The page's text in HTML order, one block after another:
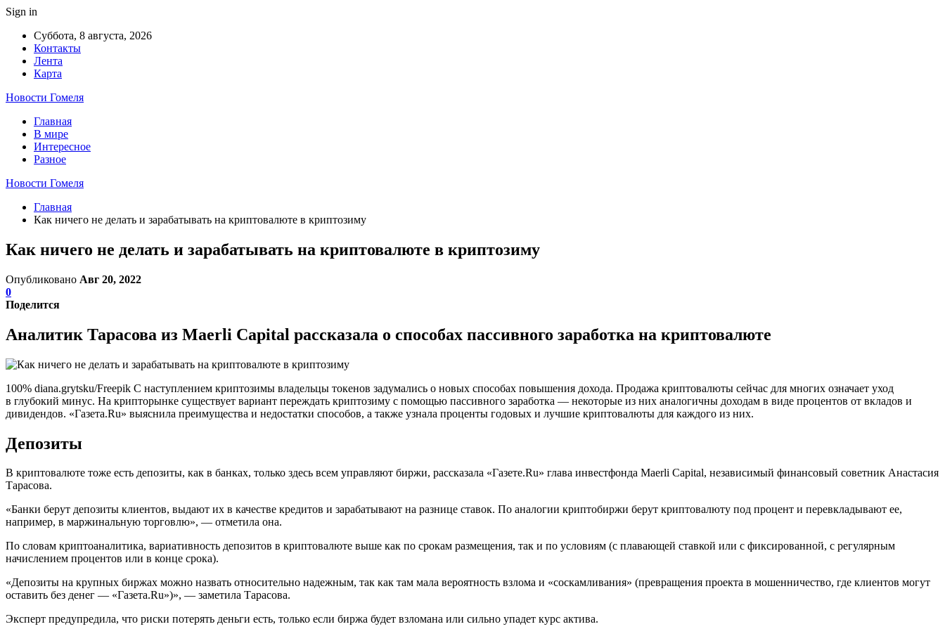
Sign in
Суббота, 8 августа, 2026
Контакты
Лента
Карта
Новости Гомеля
Главная
В мире
Интересное
Разное
Новости Гомеля
Главная
Как ничего не делать и зарабатывать на криптовалюте в криптозиму
Как ничего не делать и зарабатывать на криптовалюте в криптозиму
Опубликовано Авг 20, 2022
0
Поделится
Аналитик Тарасова из Maerli Capital рассказала о способах пассивного заработка на криптовалюте
100% diana.grytsku/Freepik С наступлением криптозимы владельцы токенов задумались о новых способах повышения дохода. Продажа криптовалюты сейчас для многих означает уход
в глубокий минус. На крипторынке существует вариант переждать криптозиму с помощью пассивного заработка — некоторые из них аналогичны доходам в виде процентов от вкладов и
дивидендов. «Газета.Ru» выяснила преимущества и недостатки способов, а также узнала проценты годовых и лучшие криптовалюты для каждого из них.
Депозиты
В криптовалюте тоже есть депозиты, как в банках, только здесь всем управляют биржи, рассказала «Газете.Ru» глава инвестфонда Maerli Capital, независимый финансовый советник Анастасия
Тарасова.
«Банки берут депозиты клиентов, выдают их в качестве кредитов и зарабатывают на разнице ставок. По аналогии криптобиржи берут криптовалюту под процент и перевкладывают ее,
например, в маржинальную торговлю», — отметила она.
По словам криптоаналитика, вариативность депозитов в криптовалюте выше как по срокам размещения, так и по условиям (с плавающей ставкой или с фиксированной, с регулярным
начислением процентов или в конце срока).
«Депозиты на крупных биржах можно назвать относительно надежным, так как там мала вероятность взлома и «соскамливания» (превращения проекта в мошенничество, где клиентов могут
оставить без денег — «Газета.Ru»)», — заметила Тарасова.
Эксперт предупредила, что риски потерять деньги есть, только если биржа будет взломана или сильно упадет курс актива.